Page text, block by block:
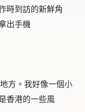
時到訪的新鮮角
出手機
方。我好像一個小
香港的一些風